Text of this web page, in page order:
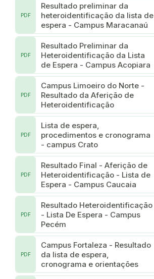
Resultado preliminar da
heteroidentificação da lista de
espera - Campus Maracanaú
PDF
Resultado Preliminar da
Heteroidentificação da Lista
de Espera - Campus Acopiara
PDF
Campus Limoeiro do Norte -
Resultado da Aferição de
Heteroidentificação
PDF
Lista de espera,
procedimentos e cronograma
- campus Crato
PDF
Resultado Final - Aferição de
Heteroidentificação - Lista de
Espera - Campus Caucaia
PDF
Resultado Heteroidentificação
- Lista De Espera - Campus
Pecém
PDF
Campus Fortaleza - Resultado
da lista de espera,
cronograma e orientações
PDF